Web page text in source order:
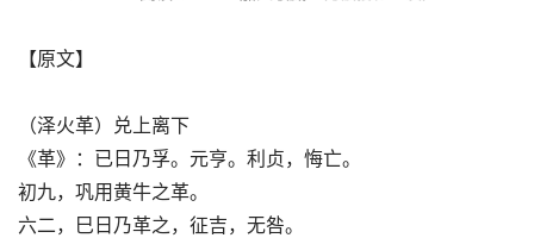
【原文】
（泽火革）兑上离下
《革》：已日乃孚。元亨。利贞，悔亡。
初九，巩用黄牛之革。
六二，巳日乃革之，征吉，无咎。